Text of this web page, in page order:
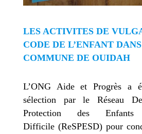
LES ACTIVITES DE
CODE DE L’ENFANT
COMMUNE DE OUIDAH
L’ONG Aide et Progrès a
sélection par le Réseau
Protection des
Difficile (ReSPESD) pour